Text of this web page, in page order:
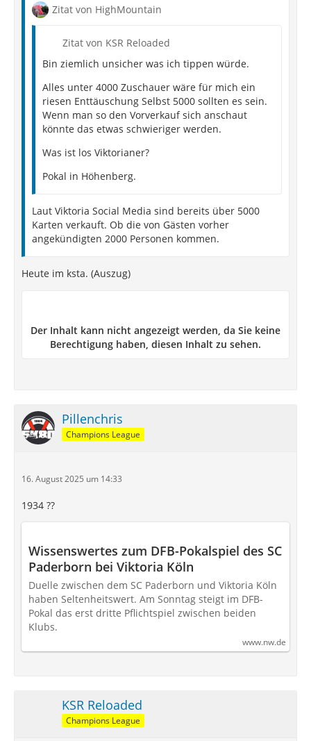
Zitat von HighMountain
Zitat von KSR Reloaded
Bin ziemlich unsicher was ich tippen würde.
Alles unter 4000 Zuschauer wäre für mich ein
riesen Enttäuschung Selbst 5000 sollten es sein.
Wenn man so den Vorverkauf sich anschaut
könnte das etwas schwieriger werden.
Was ist los Viktorianer?
Pokal in Höhenberg.
Laut Viktoria Social Media sind bereits über 5000
Karten verkauft. Ob die von Gästen vorher
angekündigten 2000 Personen kommen.
Heute im ksta. (Auszug)
Der Inhalt kann nicht angezeigt werden, da Sie keine
Berechtigung haben, diesen Inhalt zu sehen.
Pillenchris
Champions League
16. August 2025 um 14:33
1934 ??
Wissenswertes zum DFB-Pokalspiel des SC
Paderborn bei Viktoria Köln
Duelle zwischen dem SC Paderborn und Viktoria Köln
haben Seltenheitswert. Am Sonntag steigt im DFB-
Pokal das erst dritte Pflichtspiel zwischen beiden
Klubs.
www.nw.de
KSR Reloaded
Champions League